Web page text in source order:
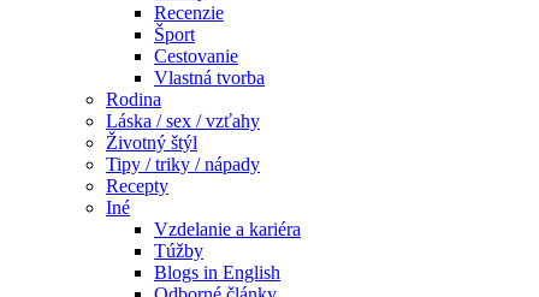
Recenzie
Šport
Cestovanie
Vlastná tvorba
Rodina
Láska / sex / vzťahy
Životný štýl
Tipy / triky / nápady
Recepty
Iné
Vzdelanie a kariéra
Túžby
Blogs in English